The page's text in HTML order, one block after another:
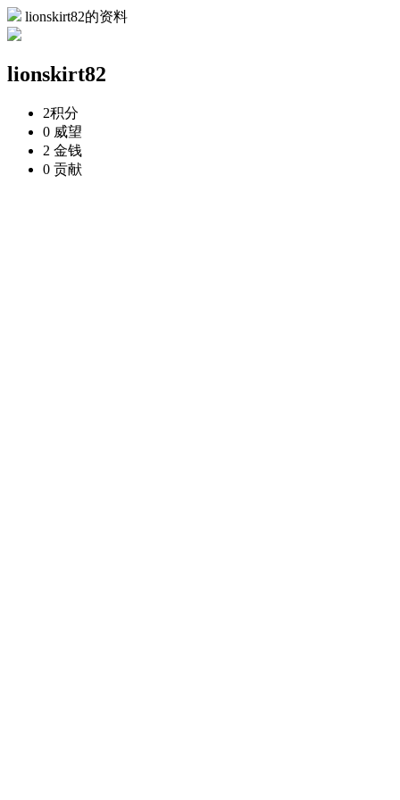
lionskirt82的资料
lionskirt82
2积分
0 威望
2 金钱
0 贡献